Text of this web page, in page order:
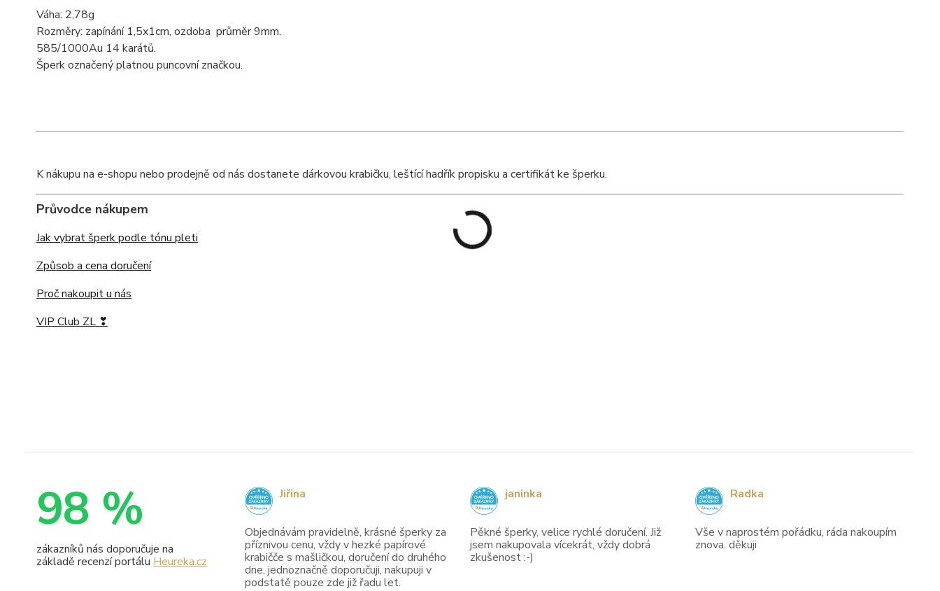
Váha: 2,78g
Rozměry: zapínání 1,5x1cm, ozdoba průměr 9mm.
585/1000Au 14 karátů.
Šperk označený platnou puncovní značkou.
K nákupu na e-shopu nebo prodejně od nás dostanete dárkovou krabičku, leštící hadřík propisku a certifikát ke šperku.
Průvodce nákupem
Jak vybrat šperk podle tónu pleti
Způsob a cena doručení
Proč nakoupit u nás
VIP Club ZL ❣
98 %
zákazníků nás doporučuje na
základě recenzí portálu Heureka.cz
Objednávám pravidelně, krásné šperky za
příznivou cenu, vždy v hezké papírové
krabičče s mašličkou, doručení do druhého
dne, jednoznačně doporučuji, nakupuji v
podstatě pouze zde již řadu let.
Jiřina
Pěkné šperky, velice rychlé doručení. Již
jsem nakupovala vícekrát, vždy dobrá
zkušenost :-)
janinka
Vše v naprostém pořádku, ráda nakoupím
znova. děkuji
Radka